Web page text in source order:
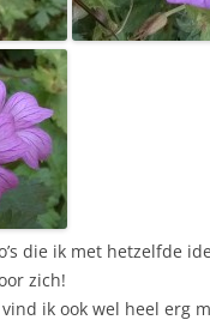
die ik met hetzelfde
zich!
ik ook wel heel erg